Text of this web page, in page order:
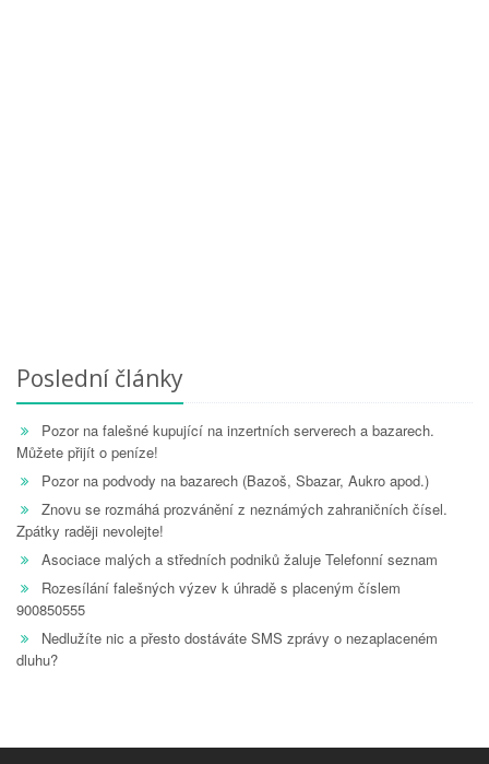
Poslední články
Pozor na falešné kupující na inzertních serverech a bazarech.
Můžete přijít o peníze!
Pozor na podvody na bazarech (Bazoš, Sbazar, Aukro apod.)
Znovu se rozmáhá prozvánění z neznámých zahraničních čísel.
Zpátky raději nevolejte!
Asociace malých a středních podniků žaluje Telefonní seznam
Rozesílání falešných výzev k úhradě s placeným číslem
900850555
Nedlužíte nic a přesto dostáváte SMS zprávy o nezaplaceném
dluhu?